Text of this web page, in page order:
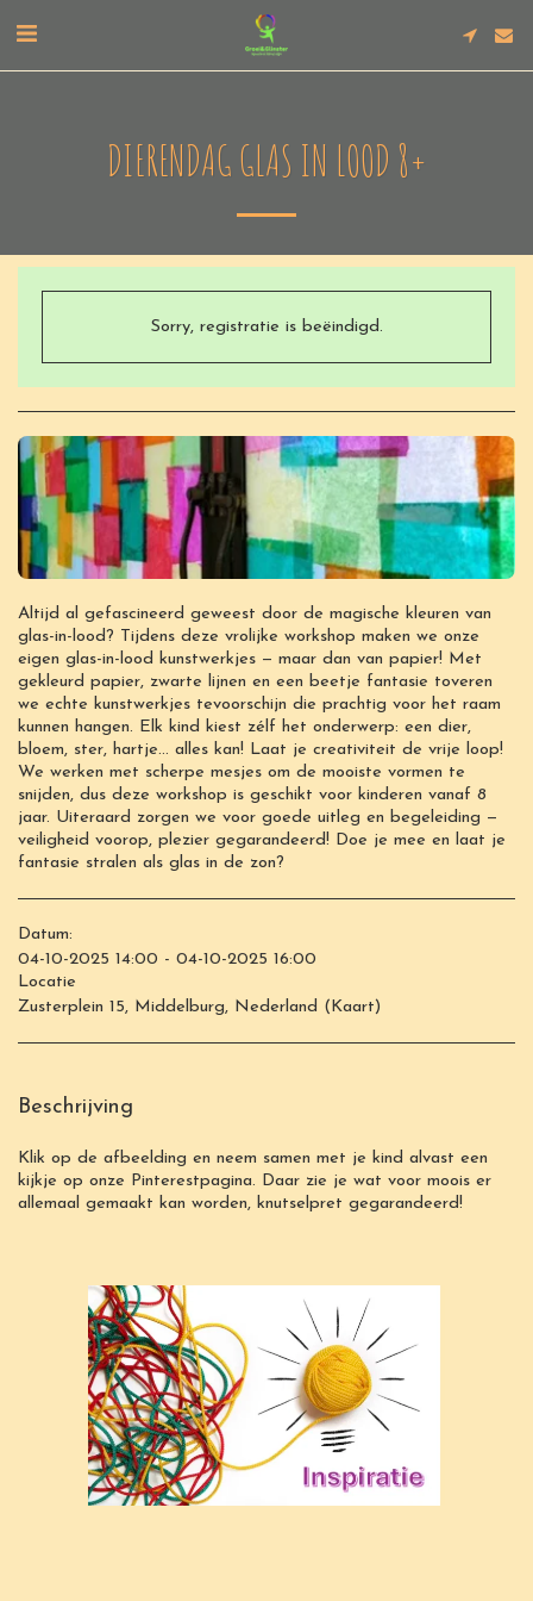
DIERENDAG GLAS IN LOOD 8+
Sorry, registratie is beëindigd.
Altijd al gefascineerd geweest door de magische kleuren van
glas-in-lood? Tijdens deze vrolijke workshop maken we onze
eigen glas-in-lood kunstwerkjes — maar dan van papier! Met
gekleurd papier, zwarte lijnen en een beetje fantasie toveren
we echte kunstwerkjes tevoorschijn die prachtig voor het raam
kunnen hangen. Elk kind kiest zélf het onderwerp: een dier,
bloem, ster, hartje... alles kan! Laat je creativiteit de vrije loop!
We werken met scherpe mesjes om de mooiste vormen te
snijden, dus deze workshop is geschikt voor kinderen vanaf 8
jaar. Uiteraard zorgen we voor goede uitleg en begeleiding —
veiligheid voorop, plezier gegarandeerd! Doe je mee en laat je
fantasie stralen als glas in de zon?
Datum:
04-10-2025 14:00 - 04-10-2025 16:00
Locatie
Zusterplein 15, Middelburg, Nederland (Kaart)
Beschrijving
Klik op de afbeelding en neem samen met je kind alvast een
kijkje op onze Pinterestpagina. Daar zie je wat voor moois er
allemaal gemaakt kan worden, knutselpret gegarandeerd!